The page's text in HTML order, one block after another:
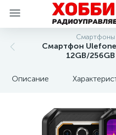
Смартфоны
Смартфон
12GB/
Описание